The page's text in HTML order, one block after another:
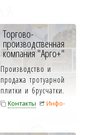
термопанелей для
наружно...
Торгово-
производственная
компания "Арго+"
Производство и
продажа тротуарной
плитки и брусчатки.
Контакты
Инфо-